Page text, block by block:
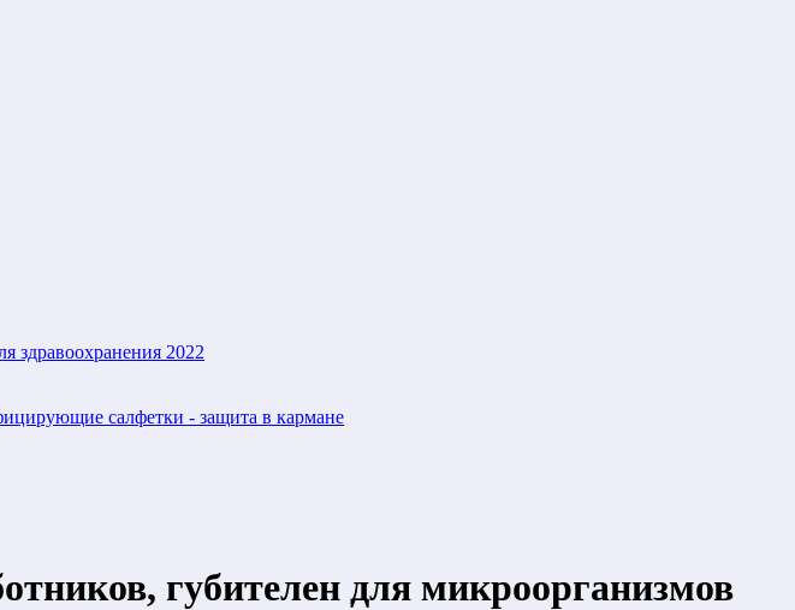
здравоохранения 2022
салфетки - защита в кармане
губителен для микроорганизмов